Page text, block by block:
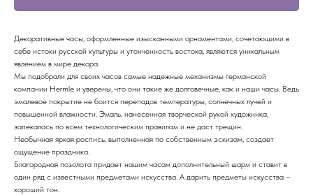
Декоративные часы, оформленные изысканными орнаментами, сочетающими в
себе истоки русской культуры и утонченность востока, являются уникальным
явлением в мире декора.
Мы подобрали для своих часов самые надежные механизмы германской
компании Hermle и уверены, что они такие же долговечные, как и наши часы. Ведь
эмалевое покрытие не боится перепадов температуры, солнечных лучей и
повышенной влажности. Эмаль, нанесенная творческой рукой художника,
запекалась по всем технологическим правилам и не даст трещин.
Необычная яркая роспись, выполненная по собственным эскизам, создает
ощущение праздника.
Благородная позолота придает нашим часам дополнительный шарм и ставит в
один ряд с известными предметами искусства. А дарить предметы искусства –
хороший тон.